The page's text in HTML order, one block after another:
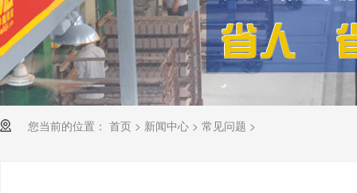
您当前的位置： 首页 > 新闻中心 > 常见问题 >